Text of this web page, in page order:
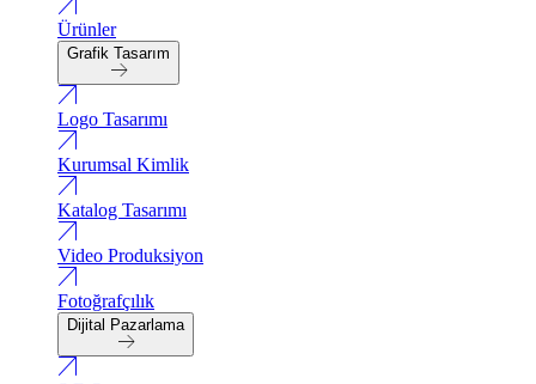
Ürünler
Grafik Tasarım
Logo Tasarımı
Kurumsal Kimlik
Katalog Tasarımı
Video Produksiyon
Fotoğrafçılık
Dijital Pazarlama